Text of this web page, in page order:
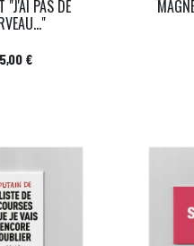
"J'AI PAS DE
Prix
5,00 €